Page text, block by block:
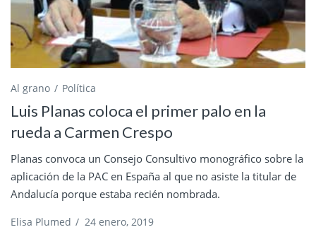
Al grano Política
Luis Planas coloca el primer palo en la
rueda a Carmen Crespo
Planas convoca un Consejo Consultivo monográfico sobre la
aplicación de la PAC en España al que no asiste la titular de
Andalucía porque estaba recién nombrada.
Elisa Plumed / 24 enero, 2019